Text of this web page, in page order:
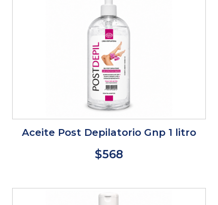
Aceite Post Depilatorio Gnp 1 litro
$568